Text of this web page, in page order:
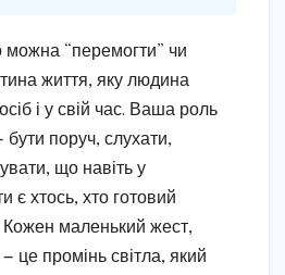
“перемогти” чи
життя, яку людина
і у свій час. Ваша роль
бути поруч, слухати,
що навіть у
є хтось, хто готовий
Кожен маленький жест,
це промінь світла, який